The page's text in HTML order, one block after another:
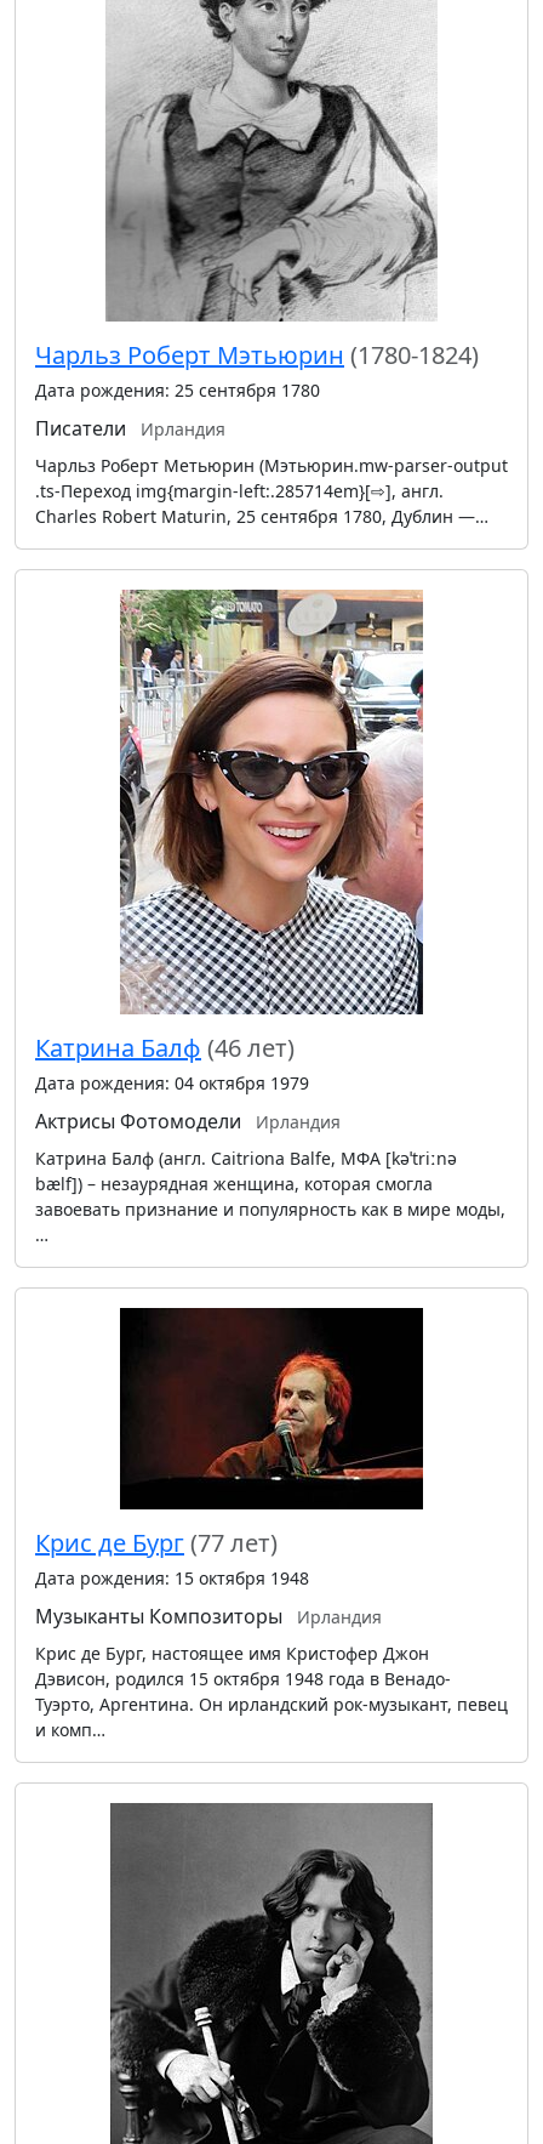
Чарльз Роберт Мэтьюрин (1780-1824)
Дата рождения: 25 сентября 1780
Писатели
Ирландия
Чарльз Роберт Метьюрин (Мэтьюрин.mw-parser-output
.ts-Переход img{margin-left:.285714em}[⇨], англ.
Charles Robert Maturin, 25 сентября 1780, Дублин —…
Катрина Балф (46 лет)
Дата рождения: 04 октября 1979
Актрисы Фотомодели
Ирландия
Катрина Балф (англ. Caitriona Balfe, МФА [kəˈtriːnə
bælf]) – незаурядная женщина, которая смогла
завоевать признание и популярность как в мире моды,
…
Крис де Бург(77 лет)
Дата рождения: 15 октября 1948
Музыканты Композиторы
Ирландия
Крис де Бург, настоящее имя Кристофер Джон
Дэвисон, родился 15 октября 1948 года в Венадо-
Туэрто, Аргентина. Он ирландский рок-музыкант, певец
и комп…